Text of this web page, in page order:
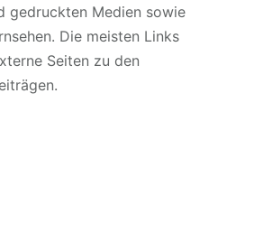
gedruckten Medien sowie
Die meisten Links
Seiten zu den